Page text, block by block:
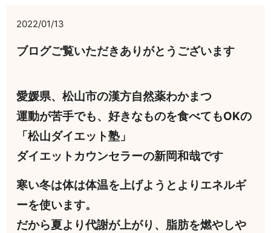
2022/01/13
ブログご覧いただきありがとうございます
愛媛県、松山市の漢方自然薬わかまつ
運動が苦手でも、好きなものを食べてもOKの
「松山ダイエット塾」
ダイエットカウンセラーの新岡和哉です
寒い冬は体は体温を上げようとより エネルギ
ーを使います。
だから夏より代謝が上がり、脂肪を燃やしや